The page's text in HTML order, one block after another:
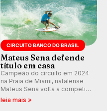
CIRCUITO BANCO DO BRASIL
Mateus Sena defende
título em casa
Campeão do circuito em 2024
na Praia de Miami, natalense
Mateus Sena volta a competir
em casa em busca de manter a
leia mais »